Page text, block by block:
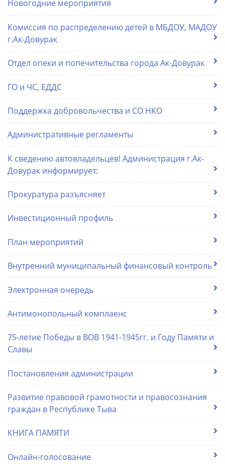
Новогодние мероприятия
Комиссия по распределению детей в МБДОУ, МАДОУ
г.Ак-Довурак
Отдел опеки и попечительства города Ак-Довурак
ГО и ЧС, ЕДДС
Поддержка добровольчества и СО НКО
Административные регламенты
К сведению автовладельцев! Администрация г.Ак-
Довурак информирует:
Прокуратура разъясняет
Инвестиционный профиль
План мероприятий
Внутренний муниципальный финансовый контроль
Электронная очередь
Антимонопольный комплаенс
75-летие Победы в ВОВ 1941-1945гг. и Году Памяти и
Славы
Постановления администрации
Развитие правовой грамотности и правосознания
граждан в Республике Тыва
КНИГА ПАМЯТИ
Онлайн-голосование